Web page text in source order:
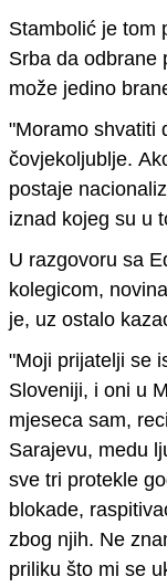
Stambolić je tom
Srba da odbrane
može jedino
"Moramo shvatiti
čovjekoljublje.
postaje
iznad kojeg su u
U razgovoru sa
kolegicom,
je, uz ostalo
"Moji prijatelji se
Sloveniji, i oni u
mjeseca sam,
Sarajevu, medu
sve tri protekle
blokade,
zbog njih. Ne
priliku što mi se